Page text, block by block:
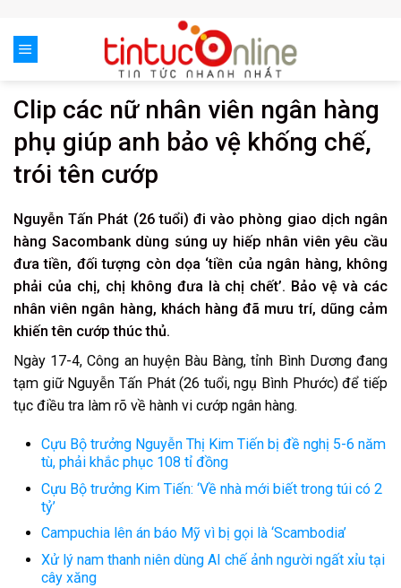
content
Clip các nữ nhân viên ngân hàng
phụ giúp anh bảo vệ khống chế,
trói tên cướp
Nguyễn Tấn Phát (26 tuổi) đi vào phòng giao dịch ngân
hàng Sacombank dùng súng uy hiếp nhân viên yêu cầu
đưa tiền, đối tượng còn dọa ‘tiền của ngân hàng, không
phải của chị, chị không đưa là chị chết’. Bảo vệ và các
nhân viên ngân hàng, khách hàng đã mưu trí, dũng cảm
khiến tên cướp thúc thủ.
Ngày 17-4, Công an huyện Bàu Bàng, tỉnh Bình Dương đang
tạm giữ Nguyễn Tấn Phát (26 tuổi, ngụ Bình Phước) để tiếp
tục điều tra làm rõ về hành vi cướp ngân hàng.
Cựu Bộ trưởng Nguyễn Thị Kim Tiến bị đề nghị 5-6 năm
tù, phải khắc phục 108 tỉ đồng
Cựu Bộ trưởng Kim Tiến: ‘Về nhà mới biết trong túi có 2
tỷ’
Campuchia lên án báo Mỹ vì bị gọi là ‘Scambodia’
Xử lý nam thanh niên dùng AI chế ảnh người ngất xỉu tại
cây xăng